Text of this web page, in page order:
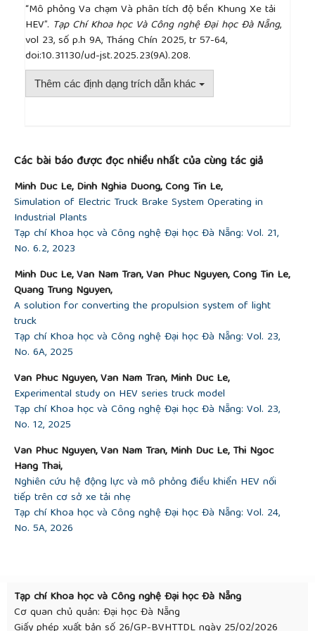
Engineering. S. Chand Publishing, 2020.
[10]G. Rill,Road Vehicle Dynamics: Fundamentals
and Modeling, 1st ed. Boca Raton: CRC Press, 2011.
https://doi.org/10.1201/9781439897447
[11]A. H. Wickens,The Dynamics of Vehicles on
Roads, 1st ed. London: Routledge, 1982.
https://thacotai.vn/kia-frontier-k250 , [Accessed April
10, 2025].
[13]L. S. Hansen,Autodesk Inventor 2025: A
Tutorial Introduction. SDC Publications, 2024.
[14]A. Babamiri, S. Hadian, and G. Wheatley,
“Fatigue and Stress Analysis of a Load Carrying
Car Chassis with Reinforced Joint Using Finite
Inovação e Tecnologias, vol. 11, no. 4, pp. 2156–2176,
2021.
http://dx.doi.org/10.47059/revistageintec.v11i4.2262
Mathankar, and S. Shrivastava, “Design and
Durability Analysis of Ladder Chassis Frame”,
2018.
https://dx.doi.org/10.2139/ssrn.3372318
[16]D. Ruban, L. Kraynyk, H. Ruban, M. Zakharova,
V. Metelap, and V. Khotunov, “Devising an approach
to assessing the durability of bus body on a frame
chassis”,
Technologies, vol. 122, no. 1, 2023.
http://dx.doi.org/10.15587/1729-4061.2023.275656
[17]C. T. Le and M. D. Le, “An application of finite
element analysis in durability analysis of multi-steel
leaf spring for light trucks”, UD-JST , vol. 20, no. 7,
pp. 64–70, 2022.
for Europe of the United Nations (UNECE) -
Uniform provisions concerning the approval of
vehicles with regard to the protection of the
“Mô phỏng Va chạm Và phân tích độ bền Khung Xe tải
HEV”. Tạp Chí Khoa học Và Công nghệ Đại học Đà Nẵng,
vol 23, số p.h 9A, Tháng Chín 2025, tr 57-64,
doi:10.31130/ud-jst.2025.23(9A).208.
Thêm các định dạng trích dẫn khác
Các bài báo được đọc nhiều nhất của cùng tác giả
Minh Duc Le, Dinh Nghia Duong, Cong Tin Le,
Simulation of Electric Truck Brake System Operating in
Industrial Plants
Tạp chí Khoa học và Công nghệ Đại học Đà Nẵng: Vol. 21,
No. 6.2, 2023
Minh Duc Le, Van Nam Tran, Van Phuc Nguyen, Cong Tin Le,
Quang Trung Nguyen,
A solution for converting the propulsion system of light
truck
Tạp chí Khoa học và Công nghệ Đại học Đà Nẵng: Vol. 23,
No. 6A, 2025
Van Phuc Nguyen, Van Nam Tran, Minh Duc Le,
Experimental study on HEV series truck model
Tạp chí Khoa học và Công nghệ Đại học Đà Nẵng: Vol. 23,
No. 12, 2025
Van Phuc Nguyen, Van Nam Tran, Minh Duc Le, Thi Ngoc
Hang Thai,
Nghiên cứu hệ động lực và mô phỏng điều khiển HEV nối
tiếp trên cơ sở xe tải nhẹ
Tạp chí Khoa học và Công nghệ Đại học Đà Nẵng: Vol. 24,
No. 5A, 2026
Tạp chí Khoa học và Công nghệ Đại học Đà Nẵng
Cơ quan chủ quản: Đại học Đà Nẵng